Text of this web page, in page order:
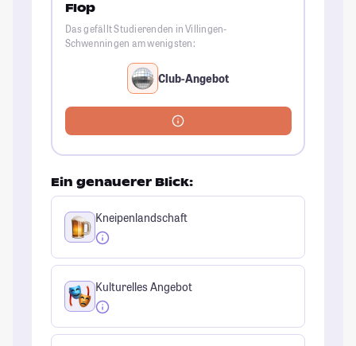
Flop
Das gefällt Studierenden in Villingen-
Schwenningen am wenigsten:
Club-Angebot
Ein genauerer Blick:
Kneipenlandschaft
Kulturelles Angebot